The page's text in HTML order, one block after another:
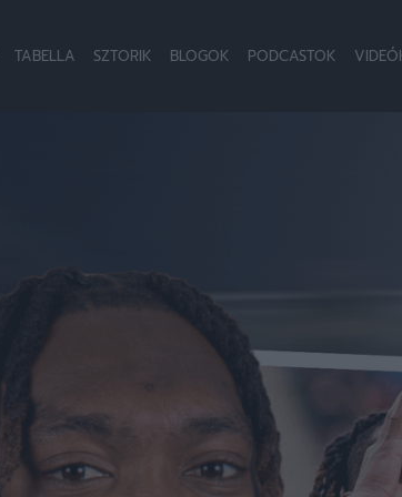
TABELLA SZTORIK BLOGOK PODCASTOK